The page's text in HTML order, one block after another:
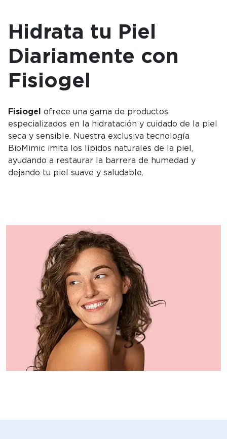
Hidrata tu Piel
Diariamente con
Fisiogel
Fisiogel
ofrece una gama de productos
especializados en la hidratación y cuidado de la piel
seca y sensible. Nuestra exclusiva tecnología
BioMimic imita los lípidos naturales de la piel,
ayudando a restaurar la barrera de humedad y
dejando tu piel suave y saludable.